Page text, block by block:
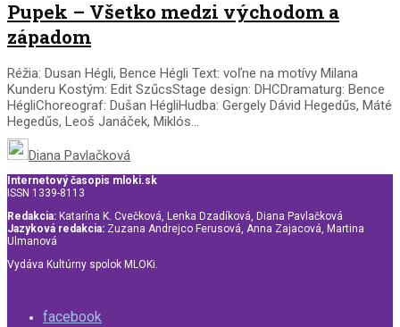
Pupek – Všetko medzi východom a
západom
Réžia: Dusan Hégli, Bence Hégli Text: voľne na motívy Milana
Kunderu Kostým: Edit SzűcsStage design: DHCDramaturg: Bence
HégliChoreograf: Dušan HégliHudba: Gergely Dávid Hegedűs, Máté
Hegedűs, Leoš Janáček, Miklós...
Diana Pavlačková
Internetový časopis mloki.sk
ISSN 1339-8113
Redakcia: Katarína K. Cvečková, Lenka Dzadíková, Diana Pavlačková
Jazyková redakcia: Zuzana Andrejco Ferusová, Anna Zajacová, Martina
Ulmanová
Vydáva Kultúrny spolok MLOKi.
facebook